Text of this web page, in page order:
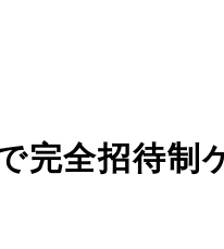
完全招待制